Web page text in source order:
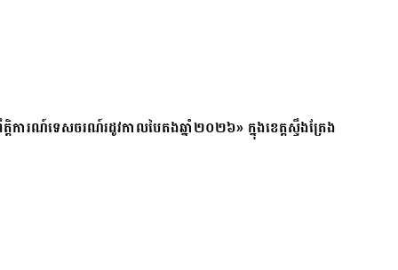
ារណ៍ទេសចរណ៍រដូវកាលបៃតងឆ្នាំ២០២៦» ក្នុងខេត្តស្ទឹងត្រែង